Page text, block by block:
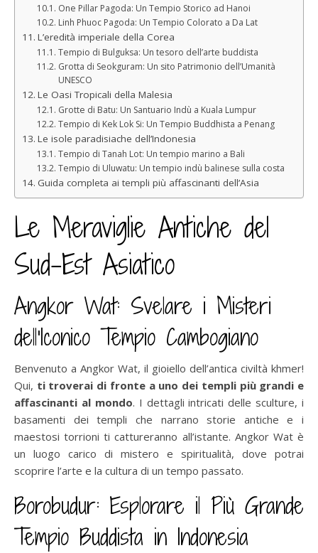
One Pillar Pagoda: Un Tempio Storico ad Hanoi
Linh Phuoc Pagoda: Un Tempio Colorato a Da Lat
L’eredità imperiale della Corea
Tempio di Bulguksa: Un tesoro dell’arte buddista
Grotta di Seokguram: Un sito Patrimonio dell’Umanità
UNESCO
Le Oasi Tropicali della Malesia
Grotte di Batu: Un Santuario Indù a Kuala Lumpur
Tempio di Kek Lok Si: Un Tempio Buddhista a Penang
Le isole paradisiache dell’Indonesia
Tempio di Tanah Lot: Un tempio marino a Bali
Tempio di Uluwatu: Un tempio indù balinese sulla costa
Guida completa ai templi più affascinanti dell’Asia
Le Meraviglie Antiche del
Sud-Est Asiatico
Angkor Wat: Svelare i Misteri
dell’Iconico Tempio Cambogiano
Benvenuto a Angkor Wat, il gioiello dell’antica civiltà khmer!
Qui, ti troverai di fronte a uno dei templi più grandi e
affascinanti al mondo. I dettagli intricati delle sculture, i
basamenti dei templi che narrano storie antiche e i
maestosi torrioni ti cattureranno all’istante. Angkor Wat è
un luogo carico di mistero e spiritualità, dove potrai
scoprire l’arte e la cultura di un tempo passato.
Borobudur: Esplorare il Più Grande
Tempio Buddista in Indonesia